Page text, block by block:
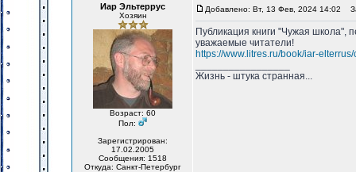
Иар Эльтеррус
Хозяин
Возраст: 60
Пол:
Зарегистрирован:
17.02.2005
Сообщения: 1518
Откуда: Санкт-Петербург
Добавлено: Вт, 13 Фев, 2024 14:02
Публикация книги "Чужая школа",
уважаемые читатели!
https://www.litres.ru/book/iar-
Жизнь - штука странная...